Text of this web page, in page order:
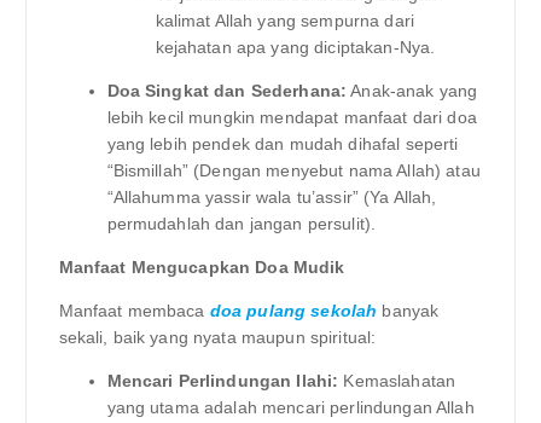
kalimat Allah yang sempurna dari
kejahatan apa yang diciptakan-Nya.
Doa Singkat dan Sederhana: Anak-anak yang
lebih kecil mungkin mendapat manfaat dari doa
yang lebih pendek dan mudah dihafal seperti
“Bismillah” (Dengan menyebut nama Allah) atau
“Allahumma yassir wala tu’assir” (Ya Allah,
permudahlah dan jangan persulit).
Manfaat Mengucapkan Doa Mudik
Manfaat membaca doa pulang sekolah banyak
sekali, baik yang nyata maupun spiritual:
Mencari Perlindungan Ilahi: Kemaslahatan
yang utama adalah mencari perlindungan Allah